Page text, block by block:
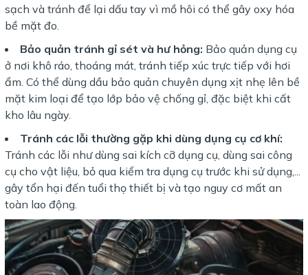
sạch và tránh để lại dấu tay vì mồ hôi có thể gây oxy hóa
bề mặt đo.
Bảo quản tránh gỉ sét và hư hỏng: Bảo quản dụng cụ
ở nơi khô ráo, thoáng mát, tránh tiếp xúc trực tiếp với hơi
ẩm. Có thể dùng dầu bảo quản chuyên dụng xịt nhẹ lên bề
mặt kim loại để tạo lớp bảo vệ chống gỉ, đặc biệt khi cất
kho lâu ngày.
Tránh các lỗi thường gặp khi dùng dụng cụ cơ khí:
Tránh các lỗi như dùng sai kích cỡ dụng cụ, dùng sai công
cụ cho vật liệu, bỏ qua kiểm tra dụng cụ trước khi sử dụng,...
gây tổn hại đến tuổi thọ thiết bị và tạo nguy cơ mất an
toàn lao động.